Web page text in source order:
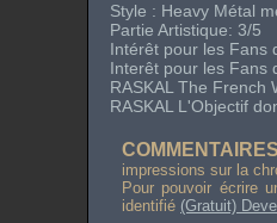
Style : Heavy Métal
Partie Artistique: 3/5
Intérêt pour les Fans
Interêt pour les Fans
RASKAL The French
RASKAL L'Objectif
impressions sur la
Pour pouvoir écrire
identifié (Gratuit)